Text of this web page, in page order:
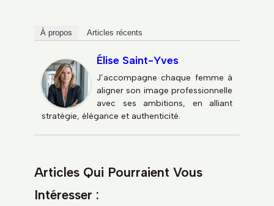
À propos Articles récents
Élise Saint-Yves
J’accompagne chaque femme à
aligner son image professionnelle
avec ses ambitions, en alliant
stratégie, élégance et authenticité.
Articles Qui Pourraient Vous
Intéresser :